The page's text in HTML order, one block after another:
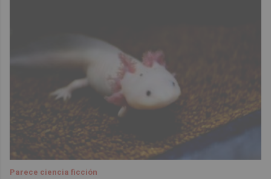
Parece ciencia ficción